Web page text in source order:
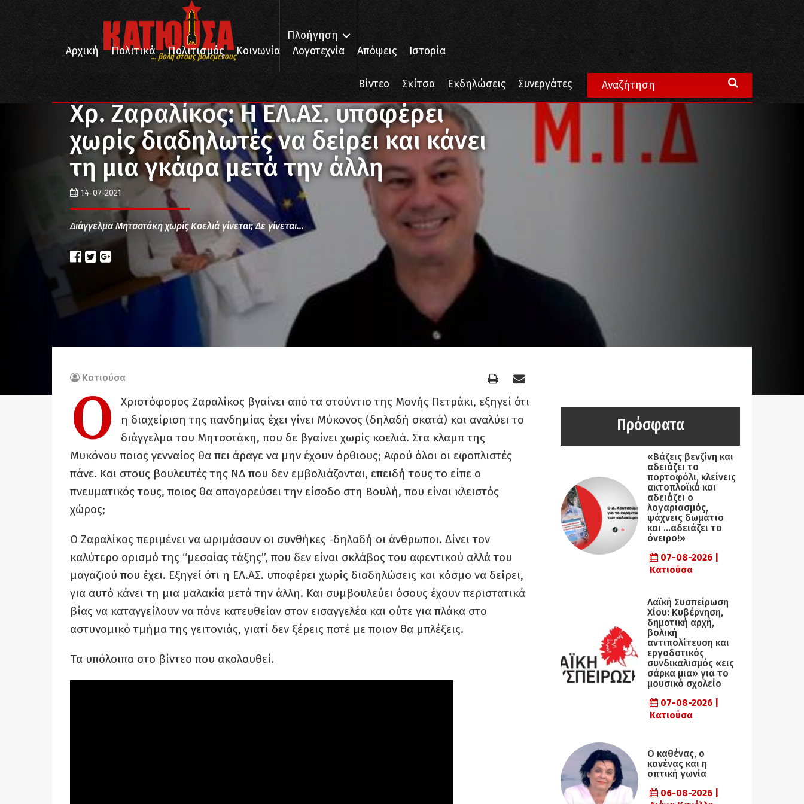
... βολή στους βολεμένους
Πλοήγηση
Αρχική
Πολιτικά Πολιτισμός Κοινωνία Λογοτεχνία Απόψεις Ιστορία
Βίντεο Σκίτσα Εκδηλώσεις Συνεργάτες
Πολιτικά Χρ. Ζαραλίκος: Η ΕΛ.ΑΣ. υποφέρει χωρίς διαδηλωτές να δείρει και κάνει τη μια γκάφα μετά την άλλη
Χρ. Ζαραλίκος: Η ΕΛ.ΑΣ. υποφέρει
χωρίς διαδηλωτές να δείρει και κάνει
τη μια γκάφα μετά την άλλη
14-07-2021
Διάγγελμα Μητσοτάκη χωρίς Κοελιά γίνεται; Δε γίνεται…
Κατιούσα
Ο
Χριστόφορος Ζαραλίκος βγαίνει από τα στούντιο της Μονής Πετράκι, εξηγεί ότι
η διαχείριση της πανδημίας έχει γίνει Μύκονος (δηλαδή σκατά) και αναλύει το
διάγγελμα του Μητσοτάκη, που δε βγαίνει χωρίς κοελιά. Στα κλαμπ της
Μυκόνου ποιος γενναίος θα πει άραγε να μην έχουν όρθιους; Αφού όλοι οι εφοπλιστές
πάνε. Και στους βουλευτές της ΝΔ που δεν εμβολιάζονται, επειδή τους το είπε ο
πνευματικός τους, ποιος θα απαγορεύσει την είσοδο στη Βουλή, που είναι κλειστός
χώρος;
Ο Ζαραλίκος περιμένει να ωριμάσουν οι συνθήκες -δηλαδή οι άνθρωποι. Δίνει τον
καλύτερο ορισμό της “μεσαίας τάξης”, που δεν είναι σκλάβος του αφεντικού αλλά του
μαγαζιού που έχει. Εξηγεί ότι η ΕΛ.ΑΣ. υποφέρει χωρίς διαδηλώσεις και κόσμο να δείρει,
για αυτό κάνει τη μια μαλακία μετά την άλλη. Και συμβουλεύει όσους έχουν περιστατικά
βίας να καταγγείλουν να πάνε κατευθείαν στον εισαγγελέα και ούτε για πλάκα στο
αστυνομικό τμήμα της γειτονιάς, γιατί δεν ξέρεις ποτέ με ποιον θα μπλέξεις.
Τα υπόλοιπα στο βίντεο που ακολουθεί.
Πρόσφατα
«Βάζεις βενζίνη και
αδειάζει το
πορτοφόλι, κλείνεις
ακτοπλοϊκά και
αδειάζει ο
λογαριασμός,
ψάχνεις δωμάτιο
και …αδειάζει το
όνειρο!»
07-08-2026 |
Κατιούσα
Λαϊκή Συσπείρωση
Χίου: Κυβέρνηση,
δημοτική αρχή,
βολική
αντιπολίτευση και
εργοδοτικός
συνδικαλισμός «εις
σάρκα μια» για το
μουσικό σχολείο
07-08-2026 |
Κατιούσα
Ο καθένας, ο
κανένας και η
οπτική γωνία
06-08-2026 |